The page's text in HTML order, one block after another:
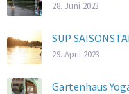
28. Juni 2023
SUP
29. April 2023
Gartenhaus